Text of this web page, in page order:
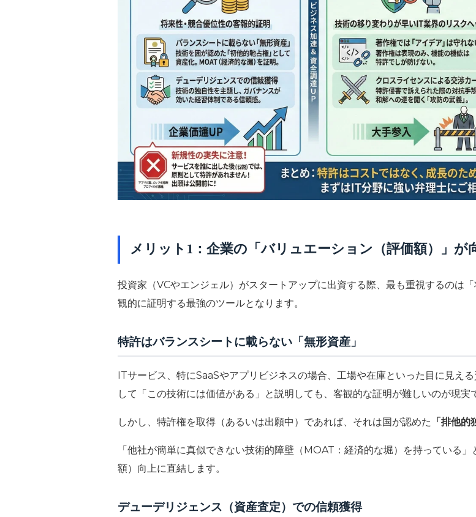
メリット1：企業の「バリュエーション（評価額）」が
投資家（VCやエンジェル）がスタートアップに出資する際、最も重視するのは
観的に証明する最強のツールとなります。
特許はバランスシートに載らない「無形資産」
ITサービス、特にSaaSやアプリビジネスの場合、工場や在庫といった目に見え
して「この技術には価値がある」と説明しても、客観的な証明が難しいのが現実
しかし、特許権を取得（あるいは出願中）であれば、それは国が認めた 「排他的
「他社が簡単に真似できない技術的障壁（MOAT：経済的な堀）を持っている
額）向上に直結します。
デューデリジェンス（資産査定）での信頼獲得